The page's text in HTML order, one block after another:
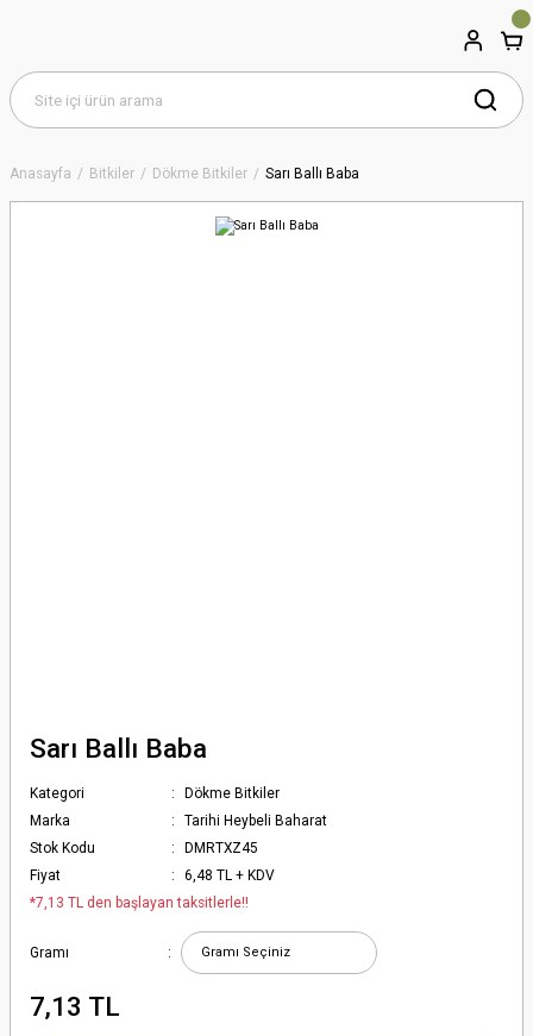
Anasayfa Bitkiler Dökme Bitkiler Sarı Ballı Baba
Sarı Ballı Baba
Kategori
Dökme Bitkiler
Marka
Tarihi Heybeli Baharat
Stok Kodu
DMRTXZ45
Fiyat
6,48 TL + KDV
*7,13 TL den başlayan taksitlerle!!
Gramı
7,13 TL